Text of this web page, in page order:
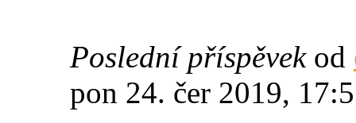
Poslední příspěvekod
pon 24. čer 2019,